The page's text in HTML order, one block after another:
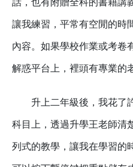
話，也有附贈全科的書籍講
讓我練習，平常有空閒的時
內容。如果學校作業或考卷
解惑平台上，裡頭有專業的
升上二年級後，我花了
科目上，透過升學王老師清
列式的教學，讓我在學習的